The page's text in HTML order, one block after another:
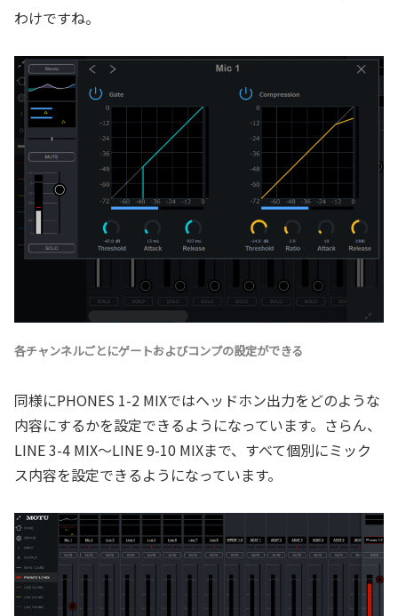
わけですね。
各チャンネルごとにゲートおよびコンプの設定ができる
同様にPHONES 1-2 MIXではヘッドホン出力をどのような
内容にするかを設定できるようになっています。さらん、
LINE 3-4 MIX～LINE 9-10 MIXまで、すべて個別にミック
ス内容を設定できるようになっています。